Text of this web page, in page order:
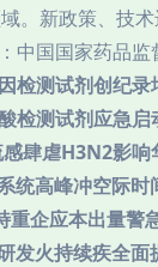
新政策、技
中国国家药品
检测试剂创纪
检测试剂应急
肆虐H3N2影
高峰冲空际
企应本出量
火持续疾全